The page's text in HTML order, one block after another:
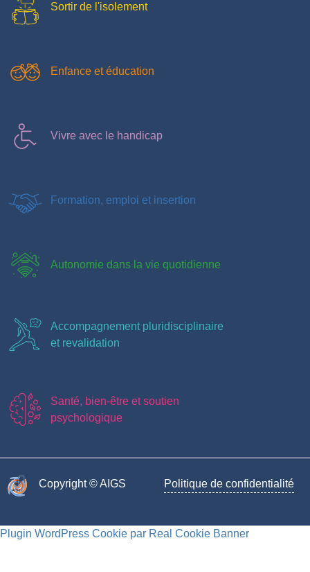
Sortir de l'isolement
Enfance et éducation
Vivre avec le handicap
Formation, emploi et insertion
Autonomie dans la vie quotidienne
Accompagnement pluridisciplinaire
et revalidation
Santé, bien-être et soutien
psychologique
Copyright © AIGS​ Politique de confidentialité
Plugin WordPress Cookie par Real Cookie Banner